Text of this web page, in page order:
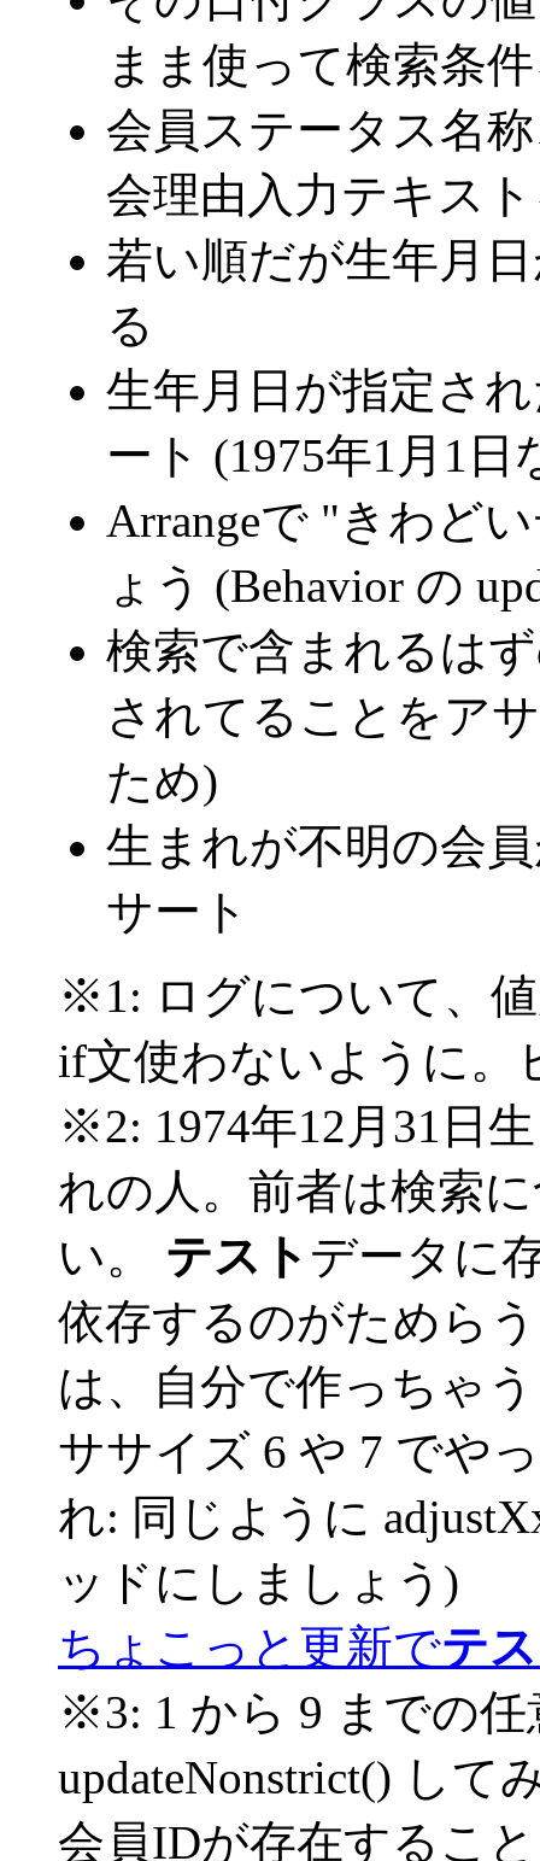
まま使って検索条
会員ステータス名
会理由入力テキス
若い順だが生年月
る
生年月日が指定さ
ート (1975年1月1
Arrangeで "きわど
ょう (Behavior の
検索で含まれるは
されてることをア
ため)
生まれが不明の会
サート
※1: ログについて、
if文使わないように。
※2: 1974年12月31日
れの人。前者は検索
い。 テスト データに
依存するのがためら
は、自分で作っちゃ
ササイズ 6 や 7 でや
れ: 同じように
ッドにしましょう)
ちょこっと更新でテ
※3: 1 から 9 までの
updateNonstrict() して
会員IDが存在するこ